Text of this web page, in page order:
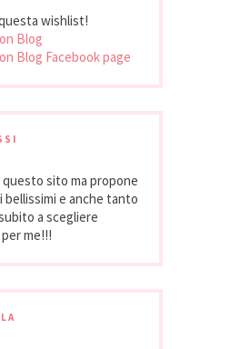
wishlist!
Blog
Blog Facebook page
sito ma propone
bellissimi e anche tanto
a scegliere
me!!!